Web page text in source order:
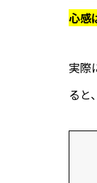
心感
実際
ると